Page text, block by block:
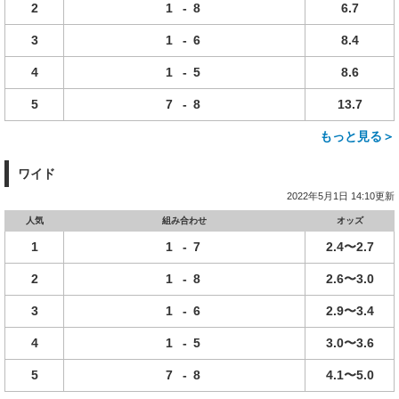
2 1 - 8 6.7
3 1 - 6 8.4
4 1 - 5 8.6
5 7 - 8 13.7
もっと見る＞
ワイド
2022年5月1日 14:10更新
人気 組み合わせ オッズ
1 1 - 7 2.4〜2.7
2 1 - 8 2.6〜3.0
3 1 - 6 2.9〜3.4
4 1 - 5 3.0〜3.6
5 7 - 8 4.1〜5.0